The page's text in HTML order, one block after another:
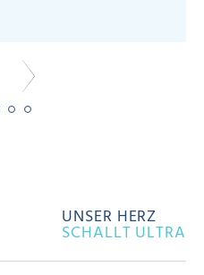
UNSER HERZ
SCHALLT ULTRA